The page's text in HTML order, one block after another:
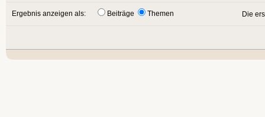
Ergebnis anzeigen als: Beiträge Themen Die